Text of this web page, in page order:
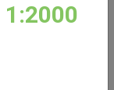
1:2000